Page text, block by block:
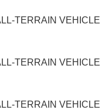
TERRAIN VEHICLE
TERRAIN VEHICLE
TERRAIN VEHICLE